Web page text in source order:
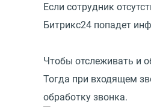
Если сотрудник
Битрикс24 попадет
Чтобы отслеживать и
Тогда при входящем
обработку звонка.